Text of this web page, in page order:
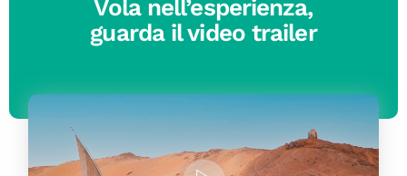
Vola nell’esperienza,
guarda il video trailer